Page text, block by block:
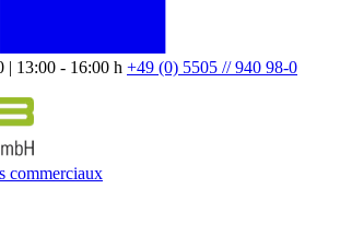
| 13:00 - 16:00 h +49 (0) 5505 // 940 98-0
commerciaux